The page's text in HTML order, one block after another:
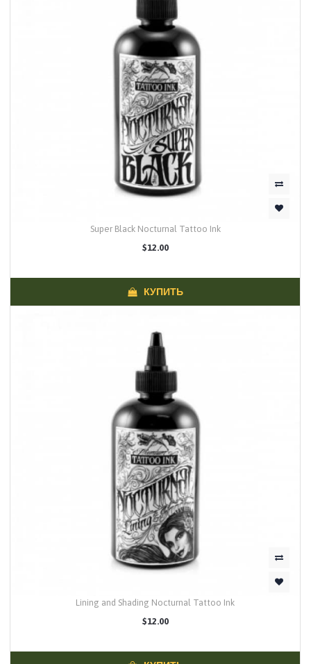
Super Black Nocturnal Tattoo Ink
$12.00
КУПИТЬ
Lining and Shading Nocturnal Tattoo Ink
$12.00